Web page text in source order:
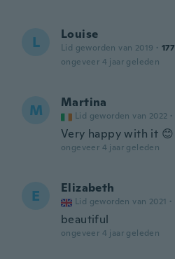
L Louise
Lid geworden van 2019 · 177
ongeveer 4 jaar geleden
M Martina
Lid geworden van 2022 ·
Very happy with it 😊
ongeveer 4 jaar geleden
E Elizabeth
Lid geworden van 2021 ·
beautiful
ongeveer 4 jaar geleden